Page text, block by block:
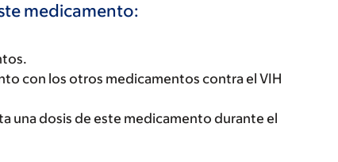
medicamento:
con los otros medicamentos contra el VIH
una dosis de este medicamento durante el